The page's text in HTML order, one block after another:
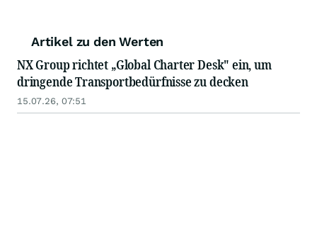
Artikel zu den Werten
NX Group richtet „Global Charter Desk" ein, um
dringende Transportbedürfnisse zu decken
15.07.26, 07:51